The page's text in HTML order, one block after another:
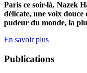
Paris ce soir-là, Nazek
délicate, une voix douce
pudeur du monde, la
En savoir plus
Publications